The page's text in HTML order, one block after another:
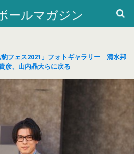
ールマガジン
フェス2021」フォトギャラリー 清水邦
彦、山内晶大らに戻る